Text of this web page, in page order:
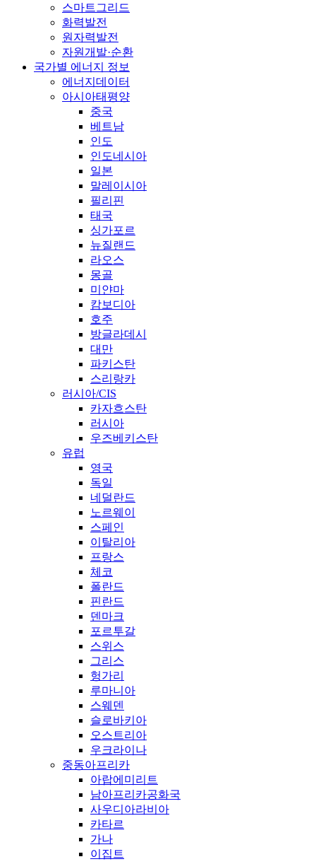
스마트그리드
화력발전
원자력발전
자원개발·순환
국가별 에너지 정보
에너지데이터
아시아태평양
중국
베트남
인도
인도네시아
일본
말레이시아
필리핀
태국
싱가포르
뉴질랜드
라오스
몽골
미얀마
캄보디아
호주
방글라데시
대만
파키스탄
스리랑카
러시아/CIS
카자흐스탄
러시아
우즈베키스탄
유럽
영국
독일
네덜란드
노르웨이
스페인
이탈리아
프랑스
체코
폴란드
핀란드
덴마크
포르투갈
스위스
그리스
헝가리
루마니아
스웨덴
슬로바키아
오스트리아
우크라이나
중동아프리카
아랍에미리트
남아프리카공화국
사우디아라비아
카타르
가나
이집트